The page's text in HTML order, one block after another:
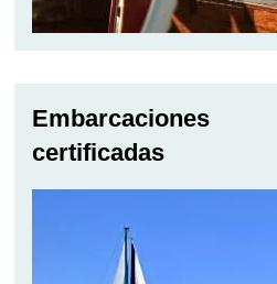
Embarcaciones
certificadas